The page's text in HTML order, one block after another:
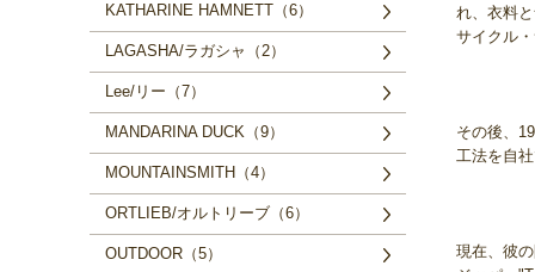
KATHARINE HAMNETT（6）
LAGASHA/ラガシャ（2）
Lee/リー（7）
MANDARINA DUCK（9）
MOUNTAINSMITH（4）
ORTLIEB/オルトリーブ（6）
OUTDOOR（5）
れ、衣料
サイクル
その後、
工法を自
現在、彼